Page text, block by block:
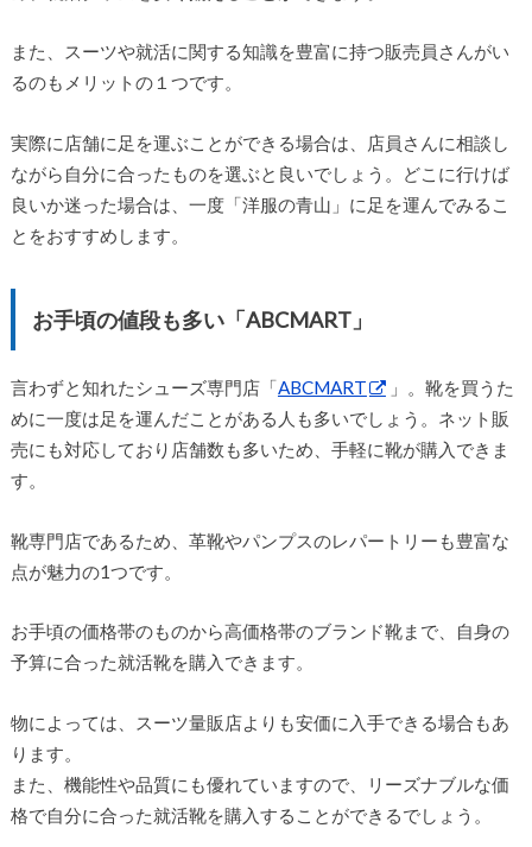
また、スーツや就活に関する知識を豊富に持つ販売員さんがい
るのもメリットの１つです。
実際に店舗に足を運ぶことができる場合は、店員さんに相談し
ながら自分に合ったものを選ぶと良いでしょう。どこに行けば
良いか迷った場合は、一度「洋服の青山」に足を運んでみるこ
とをおすすめします。
お手頃の値段も多い「ABCMART」
言わずと知れたシューズ専門店「ABCMART
」。靴を買うた
めに一度は足を運んだことがある人も多いでしょう。ネット販
売にも対応しており店舗数も多いため、手軽に靴が購入できま
す。
靴専門店であるため、革靴やパンプスのレパートリーも豊富な
点が魅力の1つです。
お手頃の価格帯のものから高価格帯のブランド靴まで、自身の
予算に合った就活靴を購入できます。
物によっては、スーツ量販店よりも安価に入手できる場合もあ
ります。
また、機能性や品質にも優れていますので、リーズナブルな価
格で自分に合った就活靴を購入することができるでしょう。